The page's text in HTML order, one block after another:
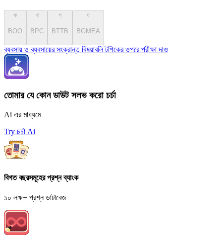
ক
BOO
খ
BPC
গ
BTTB
ঘ
BGMEA
ব্যবসায় ও ব্যবসায়ের সংক্রান্ত বিষয়াবলি টপিকের ওপরে পরীক্ষা দাও
তোমার যে কোন ডাউট সলভ করো চর্চা
Ai এর মাধ্যমে
Try চর্চা Ai
বিগত বছরসমূহের প্রশ্ন ব্যাংক
১০ লক্ষ+ প্রশ্ন ডাটাবেজ